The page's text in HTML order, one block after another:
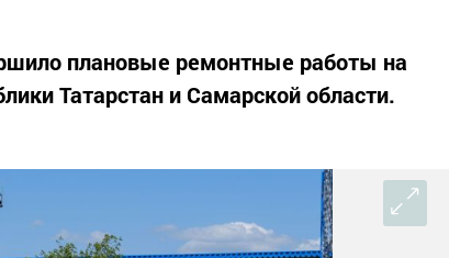
плановые ремонтные работы на
Татарстан и Самарской области.